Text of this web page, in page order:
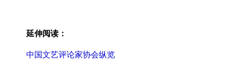
延伸阅读：
中国文艺评论家协会纵览